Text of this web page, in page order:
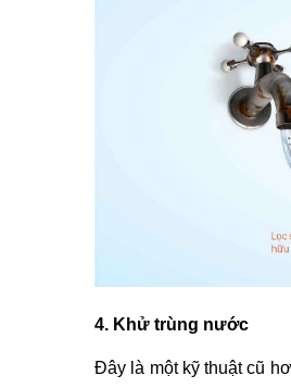
4. Khử trùng nước
Đây là một kỹ thuật cũ